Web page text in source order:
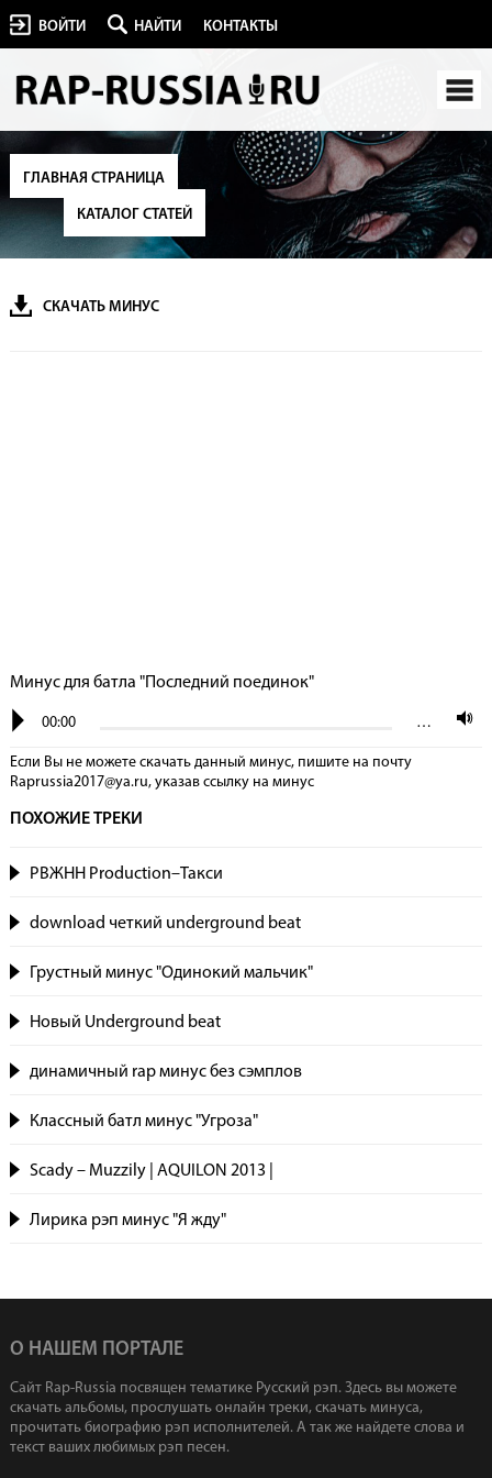
ВОЙТИ НАЙТИ КОНТАКТЫ
ГЛАВНАЯ СТРАНИЦА
КАТАЛОГ СТАТЕЙ
СКАЧАТЬ МИНУС
Минус для батла "Последний поединок"
00:00 …
Если Вы не можете скачать данный минус, пишите на почту
Raprussia2017@ya.ru, указав сcылку на минус
ПОХОЖИЕ ТРЕКИ
РВЖНН Production–Такси
download четкий underground beat
Грустный минус "Одинокий мальчик"
Новый Underground beat
динамичный rap минус без сэмплов
Классный батл минус "Угроза"
Scady – Muzzily | AQUILON 2013 |
Лирика рэп минус "Я жду"
О НАШЕМ ПОРТАЛЕ
Сайт Rap-Russia посвящен тематике Русский рэп. Здесь вы можете
скачать альбомы, прослушать онлайн треки, скачать минуса,
прочитать биографию рэп исполнителей. А так же найдете слова и
текст ваших любимых рэп песен.